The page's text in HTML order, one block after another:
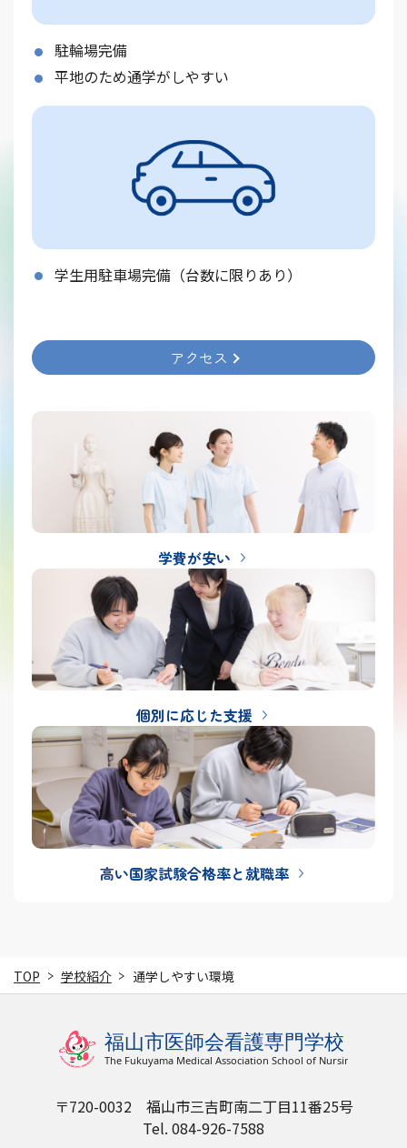
駐輪場完備
平地のため通学がしやすい
学生用駐車場完備（台数に限りあり）
アクセス
学費が安い
個別に応じた支援
高い国家試験合格率と就職率
TOP 学校紹介 通学しやすい環境
〒720-0032 福山市三吉町南二丁目11番25号
Tel. 084-926-7588